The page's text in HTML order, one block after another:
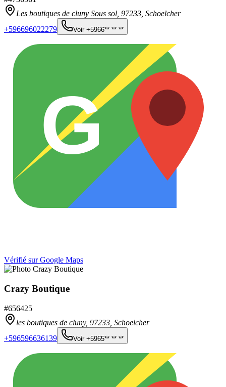
Les boutiques de cluny Sous sol, 97233 Schoelcher
+596696022279
Voir +5966** ** **
G
Vérifié sur Google Maps
Crazy Boutique
#656425
les boutiques de cluny, 97233 Schoelcher
+596596636139
Voir +5965** ** **